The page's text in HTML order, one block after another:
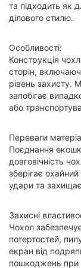
та підходить як
ділового стилю.
Особливості:
Конструкція
сторін,
рівень захисту.
запобігає
або
Переваги
Поєднання
довговічність
зберігає
удари та
Захисні
Чохол
потертостей,
екран від
пошкоджень при